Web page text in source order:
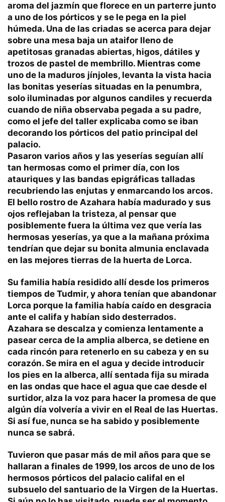
aroma del jazmín que florece en un parterre junto
a uno de los pórticos y se le pega en la piel
húmeda. Una de las criadas se acerca para dejar
sobre una mesa baja un ataifor lleno de
apetitosas granadas abiertas, higos, dátiles y
trozos de pastel de membrillo. Mientras come
uno de la maduros jínjoles, levanta la vista hacia
las bonitas yeserías situadas en la penumbra,
solo iluminadas por algunos candiles y recuerda
cuando de niña observaba pegada a su padre,
como el jefe del taller explicaba como se iban
decorando los pórticos del patio principal del
palacio.
Pasaron varios años y las yeserías seguían allí
tan hermosas como el primer día, con los
atauriques y las bandas epigráficas talladas
recubriendo las enjutas y enmarcando los arcos.
El bello rostro de Azahara había madurado y sus
ojos reflejaban la tristeza, al pensar que
posiblemente fuera la última vez que vería las
hermosas yeserías, ya que a la mañana próxima
tendrían que dejar su bonita almunia enclavada
en las mejores tierras de la huerta de Lorca.
Su familia había residido allí desde los primeros
tiempos de Tudmir, y ahora tenían que abandonar
Lorca porque la familia había caído en desgracia
ante el califa y habían sido desterrados.
Azahara se descalza y comienza lentamente a
pasear cerca de la amplia alberca, se detiene en
cada rincón para retenerlo en su cabeza y en su
corazón. Se mira en el agua y decide introducir
los pies en la alberca, allí sentada fija su mirada
en las ondas que hace el agua que cae desde el
surtidor, alza la voz para hacer la promesa de que
algún día volvería a vivir en el Real de las Huertas.
Si así fue, nunca se ha sabido y posiblemente
nunca se sabrá.
Tuvieron que pasar más de mil años para que se
hallaran a finales de 1999, los arcos de uno de los
hermosos pórticos del palacio califal en el
subsuelo del santuario de la Virgen de la Huertas.